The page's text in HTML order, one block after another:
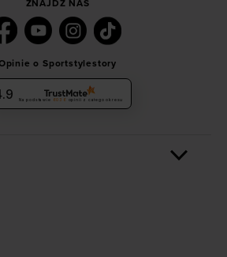
ZNAJDŹ NAS
o Sportstylestory
Na podstawie 6036 opinii z całego okresu